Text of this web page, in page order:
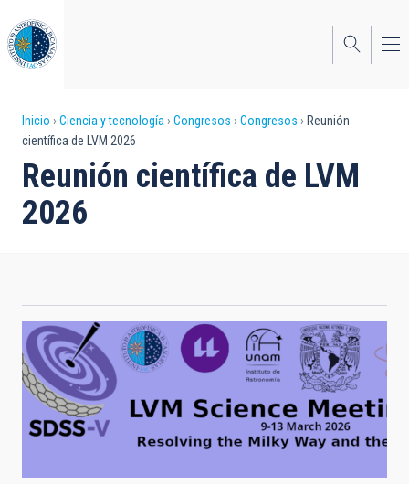
al
contenido
principal
Sobrescribir
enlaces
de
ayuda
navegación
Inicio Ciencia y tecnología Congresos Congresos
Reunión
científica de LVM 2026
Reunión científica de LVM
2026